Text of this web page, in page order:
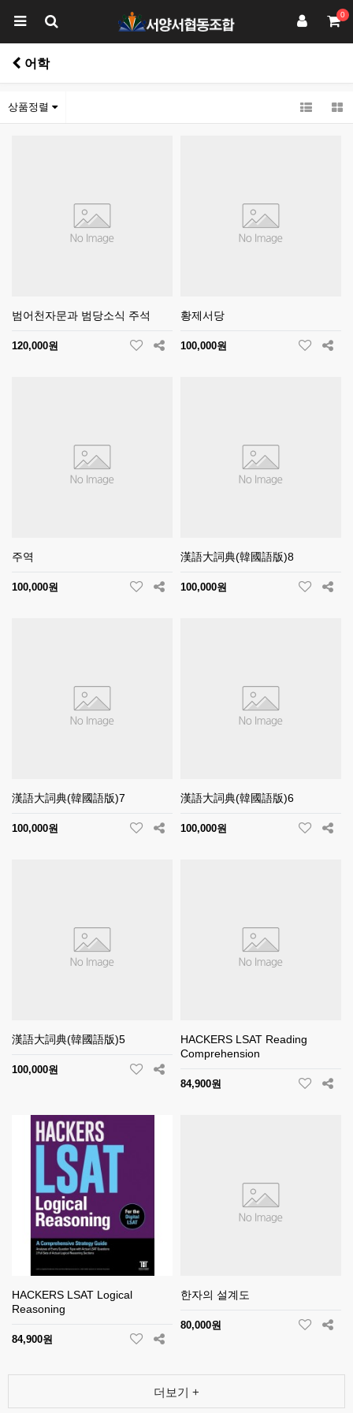
0
어학
상품정렬
범어천자문과 범당소식 주석
120,000원
황제서당
100,000원
주역
100,000원
漢語大詞典(韓國語版)8
100,000원
漢語大詞典(韓國語版)7
100,000원
漢語大詞典(韓國語版)6
100,000원
漢語大詞典(韓國語版)5
100,000원
HACKERS LSAT Reading
Comprehension
84,900원
HACKERS LSAT Logical
Reasoning
84,900원
한자의 설계도
80,000원
더보기 +